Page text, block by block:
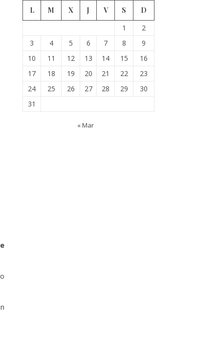
L M X J V S
D
1
2
3
4 5 6 7 8
9
10
11 12 13 14 15
16
17
18 19 20 21 22
23
24
25 26 27 28 29
30
31
« Mar